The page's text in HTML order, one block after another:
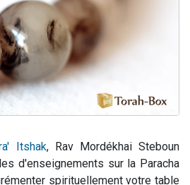
Itshak, Rav Mordékhai Steboun
d'enseignements sur la Paracha
spirituellement votre table